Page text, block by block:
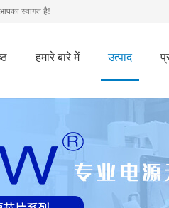
स्वागत है!
हमारे बारे में उत्पाद